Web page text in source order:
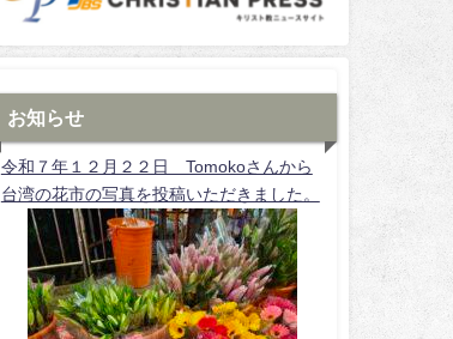
お知らせ
令和７年１２月２２日 Tomokoさんから
台湾の花市の写真を投稿いただきました。